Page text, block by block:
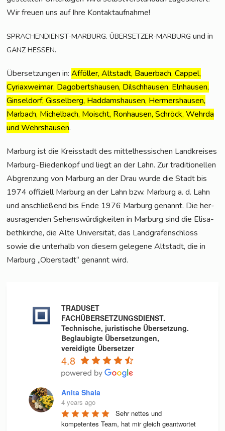
Wir freu­en uns auf Ihre Kontaktaufnahme!
SPRACHENDIENST-MARBURG.ÜBERSETZER-MARBURG und in
GANZ HESSEN.
Über­set­zun­gen in:Aff­öl­ler, Alt­stadt, Bau­er­bach, Cap­pel,
Cyriax­wei­mar, Dago­berts­hau­sen, Dilsch­hau­sen, Eln­hau­sen,
Gin­sel­dorf, Gis­sel­berg, Had­dams­hau­sen, Her­mers­hau­sen,
Mar­bach, Michel­bach, Moischt, Ron­hau­sen, Schröck, Wehr­da
und Wehrs­hau­sen.
Mar­burg ist die Kreis­stadt des mit­tel­hes­si­schen Land­krei­ses
Mar­burg-Bie­den­kopf und liegt an der Lahn. Zur tra­di­tio­nel­len
Abgren­zung von Mar­burg an der Drau wur­de die Stadt bis
1974 offi­zi­ell Mar­burg an der Lahn bzw. Mar­burg a. d. Lahn
und anschlie­ßend bis Ende 1976 Mar­burg genannt. Die her­
aus­ra­gen­den Sehens­wür­dig­kei­ten in Mar­burg sind die Eli­sa­
beth­kir­che, die Alte Uni­ver­si­tät, das Land­gra­fen­schloss
sowie die unter­halb von die­sem gele­ge­ne Alt­stadt, die in
Mar­burg „Ober­stadt“ genannt wird.
TRADUSET
FACHÜBERSETZUNGSDIENST.
Technische, juristische Übersetzung.
Beglaubigte Übersetzungen,
vereidigte Übersetzer
4.8
Anita Shala
4 years ago
Sehr nettes und
kompetentes Team, hat mir gleich geantwortet